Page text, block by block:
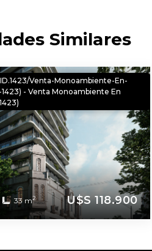
Similares
Venta-Monoambiente-En-
- Venta Monoambiente En
33 m2 U$S 118.900